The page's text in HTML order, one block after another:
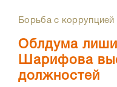
Борьба с коррупцией
Облдума
Шарифова
должностей